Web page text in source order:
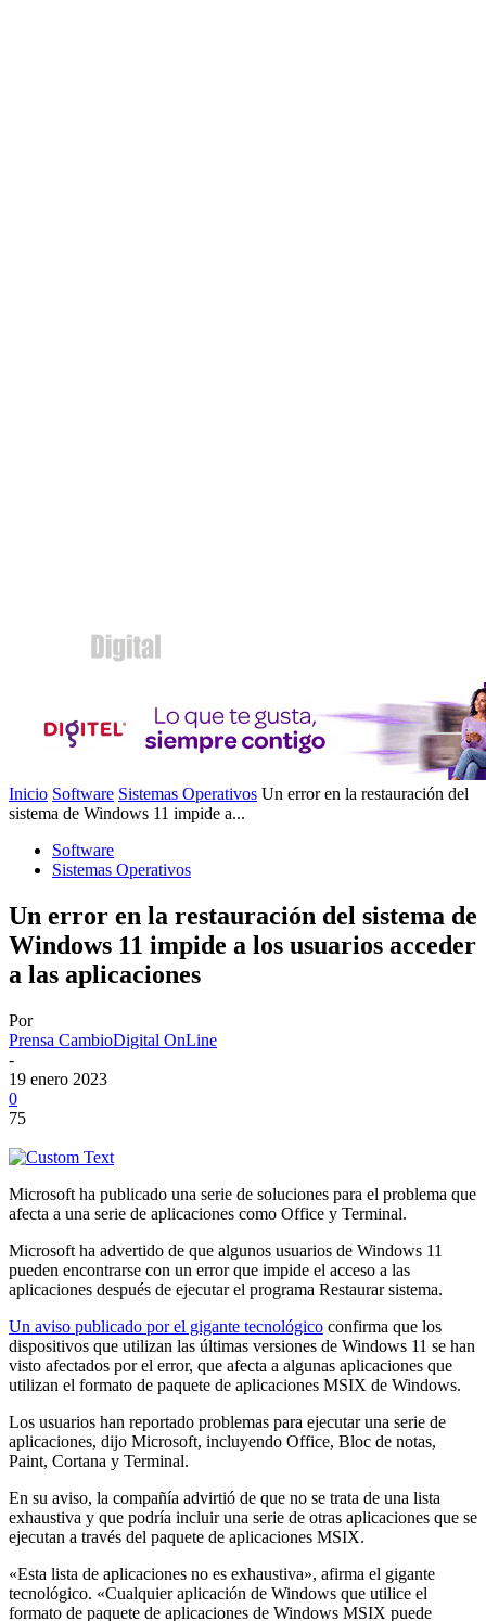
Inicio Software Sistemas Operativos Un error en la restauración del
sistema de Windows 11 impide a...
Software
Sistemas Operativos
Un error en la restauración del sistema de
Windows 11 impide a los usuarios acceder
a las aplicaciones
Por
Prensa CambioDigital OnLine
-
19 enero 2023
0
75
Microsoft ha publicado una serie de soluciones para el problema que
afecta a una serie de aplicaciones como Office y Terminal.
Microsoft ha advertido de que algunos usuarios de Windows 11
pueden encontrarse con un error que impide el acceso a las
aplicaciones después de ejecutar el programa Restaurar sistema.
Un aviso publicado por el gigante tecnológico confirma que los
dispositivos que utilizan las últimas versiones de Windows 11 se han
visto afectados por el error, que afecta a algunas aplicaciones que
utilizan el formato de paquete de aplicaciones MSIX de Windows.
Los usuarios han reportado problemas para ejecutar una serie de
aplicaciones, dijo Microsoft, incluyendo Office, Bloc de notas,
Paint, Cortana y Terminal.
En su aviso, la compañía advirtió de que no se trata de una lista
exhaustiva y que podría incluir una serie de otras aplicaciones que se
ejecutan a través del paquete de aplicaciones MSIX.
«Esta lista de aplicaciones no es exhaustiva», afirma el gigante
tecnológico. «Cualquier aplicación de Windows que utilice el
formato de paquete de aplicaciones de Windows MSIX puede